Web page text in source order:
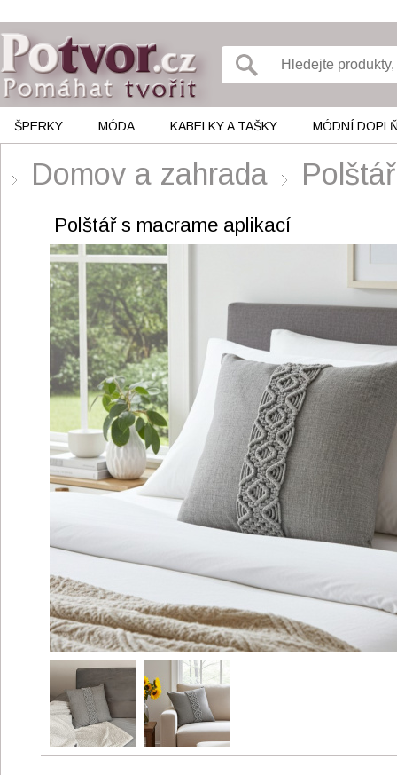
ŠPERKY MÓDA KABELKY A TAŠKY MÓDNÍ
Domov a zahrada
Polštář s macrame aplikací